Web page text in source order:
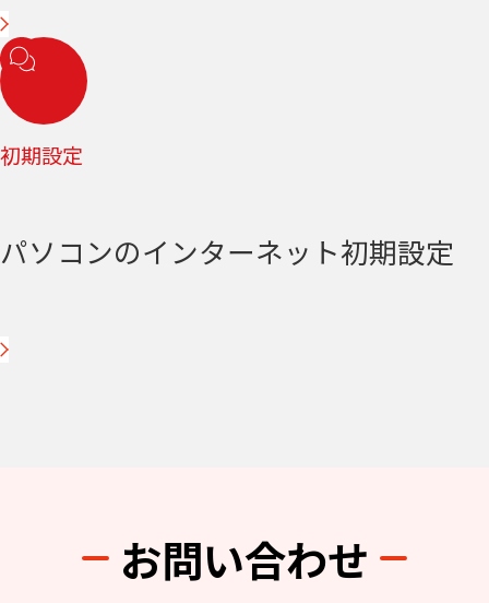
初期設定
パソコンのインターネット初期設定
お問い合わせ